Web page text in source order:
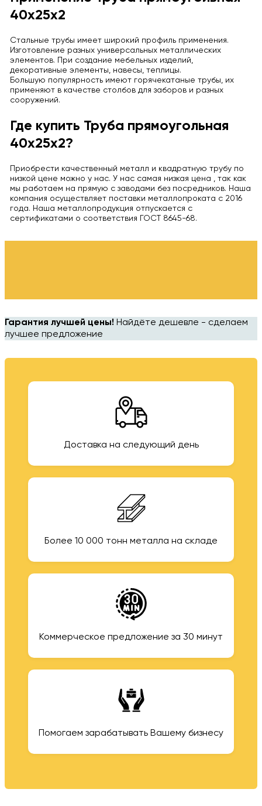
40х25х2
Стальные трубы имеет широкий профиль применения.
Изготовление разных универсальных металлических
элементов. При создание мебельных изделий,
декоративные элементы, навесы, теплицы.
Большую популярность имеют горячекатаные трубы, их
применяют в качестве столбов для заборов и разных
сооружений.
Где купить Труба прямоугольная
40х25х2?
Приобрести качественный металл и квадратную трубу по
низкой цене можно у нас. У нас самая низкая цена , так как
мы работаем на прямую с заводами без посредников. Наша
компания осуществляет поставки металлопроката с 2016
года. Наша металлопродукция отпускается с
сертификатами о соответствия ГОСТ 8645-68.
Гарантия лучшей цены! Найдёте дешевле - сделаем
лучшее предложение
Доставка на следующий день
Более 10 000 тонн металла на складе
Коммерческое предложение за 30 минут
Помогаем зарабатывать Вашему бизнесу